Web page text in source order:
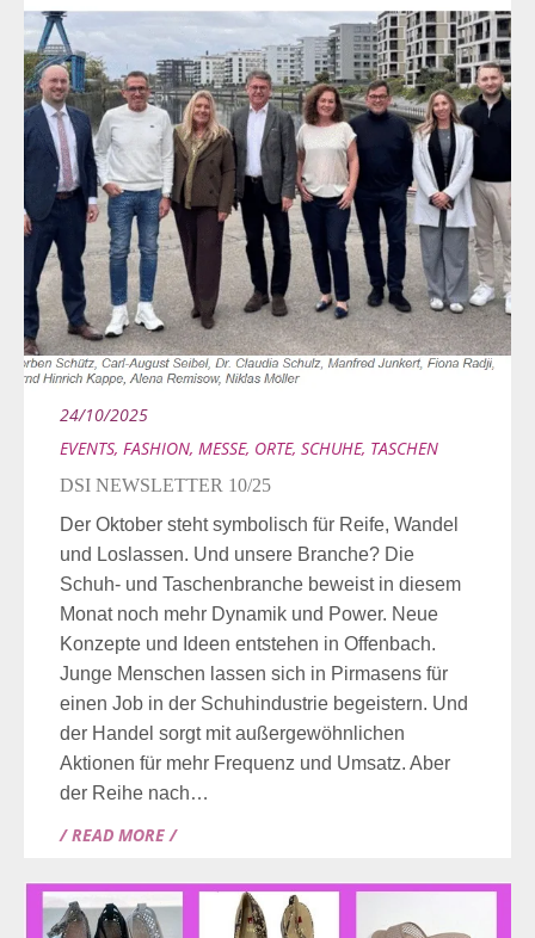
24/10/2025
EVENTS, FASHION, MESSE, ORTE, SCHUHE, TASCHEN
DSI NEWSLETTER 10/25
Der Oktober steht symbolisch für Reife, Wandel
und Loslassen. Und unsere Branche? Die
Schuh- und Taschenbranche beweist in diesem
Monat noch mehr Dynamik und Power. Neue
Konzepte und Ideen entstehen in Offenbach.
Junge Menschen lassen sich in Pirmasens für
einen Job in der Schuhindustrie begeistern. Und
der Handel sorgt mit außergewöhnlichen
Aktionen für mehr Frequenz und Umsatz. Aber
der Reihe nach…
/ READ MORE /